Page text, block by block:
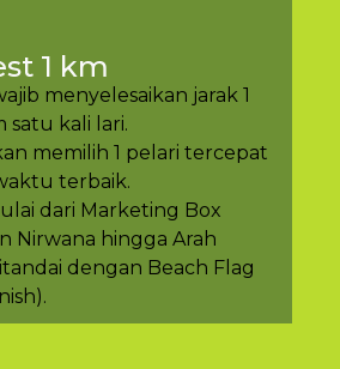
1 km
menyelesaikan jarak 1
satu kali lari.
memilih 1 pelari tercepat
terbaik.
dari Marketing Box
Nirwana hingga Arah
dengan Beach Flag